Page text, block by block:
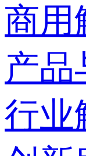
商用
产品
行业